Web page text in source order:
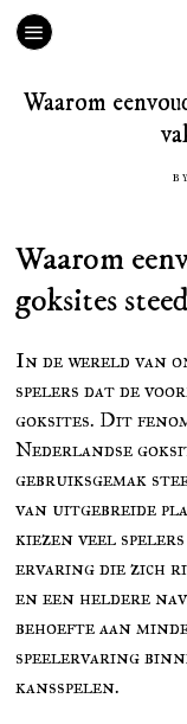
Waarom
Waarom
goksites
In de wereld van
spelers dat de
goksites. Dit
Nederlandse
gebruiksgemak
van uitgebreide
kiezen veel
ervaring die zich
en een heldere
behoefte aan
speelervaring
kansspelen.